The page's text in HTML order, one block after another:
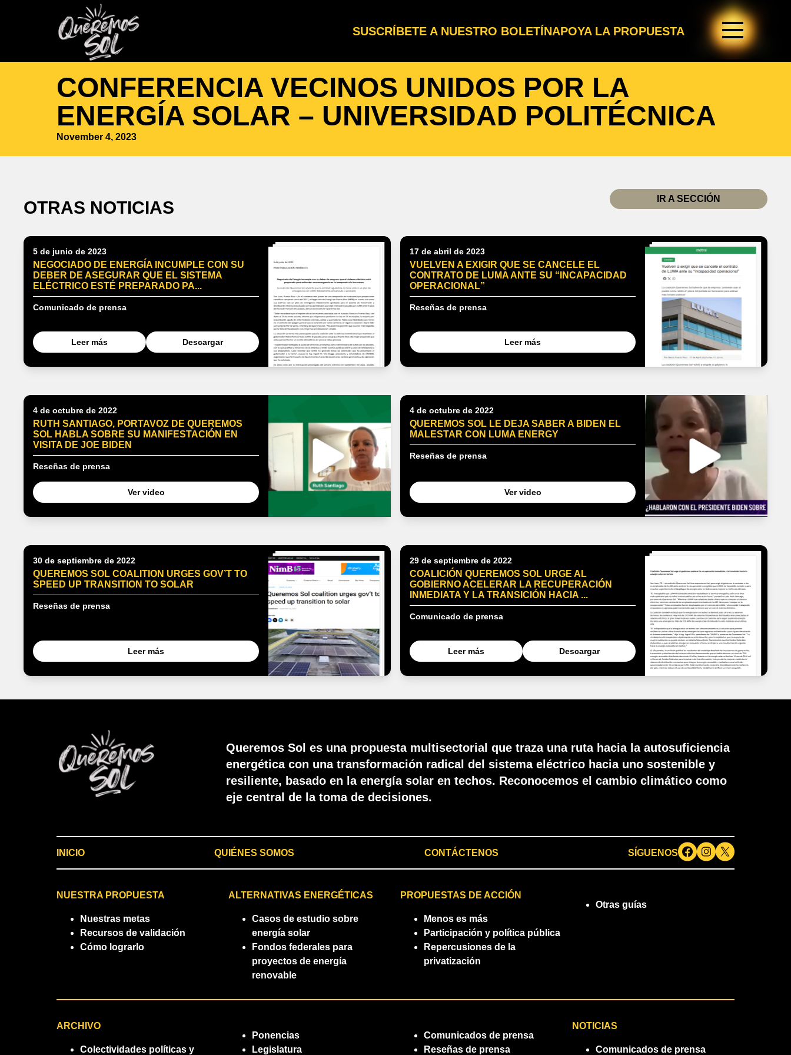
SUSCRÍBETE A NUESTRO BOLETÍNAPOYA LA PROPUESTA
CONFERENCIA VECINOS UNIDOS POR LA
ENERGÍA SOLAR – UNIVERSIDAD POLITÉCNICA
November 4, 2023
OTRAS NOTICIAS IR A SECCIÓN
5 de junio de 2023
NEGOCIADO DE ENERGÍA INCUMPLE CON SU
DEBER DE ASEGURAR QUE EL SISTEMA
ELÉCTRICO ESTÉ PREPARADO PA...
Comunicado de prensa
Leer más Descargar
17 de abril de 2023
VUELVEN A EXIGIR QUE SE CANCELE EL
CONTRATO DE LUMA ANTE SU “INCAPACIDAD
OPERACIONAL”
Reseñas de prensa
Leer más
4 de octubre de 2022
RUTH SANTIAGO, PORTAVOZ DE QUEREMOS
SOL HABLA SOBRE SU MANIFESTACIÓN EN
VISITA DE JOE BIDEN
Reseñas de prensa
Ver video
4 de octubre de 2022
QUEREMOS SOL LE DEJA SABER A BIDEN EL
MALESTAR CON LUMA ENERGY
Reseñas de prensa
Ver video
30 de septiembre de 2022
QUEREMOS SOL COALITION URGES GOV’T TO
SPEED UP TRANSITION TO SOLAR
Reseñas de prensa
Leer más
29 de septiembre de 2022
COALICIÓN QUEREMOS SOL URGE AL
GOBIERNO ACELERAR LA RECUPERACIÓN
INMEDIATA Y LA TRANSICIÓN HACIA ...
Comunicado de prensa
Leer más Descargar
Queremos Sol es una propuesta multisectorial que traza una ruta hacia la autosuficiencia
energética con una transformación radical del sistema eléctrico hacia uno sostenible y
resiliente, basado en la energía solar en techos. Reconocemos el cambio climático como
eje central de la toma de decisiones.
INICIO QUIÉNES SOMOS CONTÁCTENOS SÍGUENOS
NUESTRA PROPUESTA
Nuestras metas
Recursos de validación
Cómo lograrlo
ALTERNATIVAS ENERGÉTICAS
Casos de estudio sobre
energía solar
Fondos federales para
proyectos de energía
renovable
PROPUESTAS DE ACCIÓN
Menos es más
Participación y política pública
Repercusiones de la
privatización
Otras guías
ARCHIVO
Colectividades políticas y
Ponencias
Legislatura
Comunicados de prensa
Reseñas de prensa
NOTICIAS
Comunicados de prensa